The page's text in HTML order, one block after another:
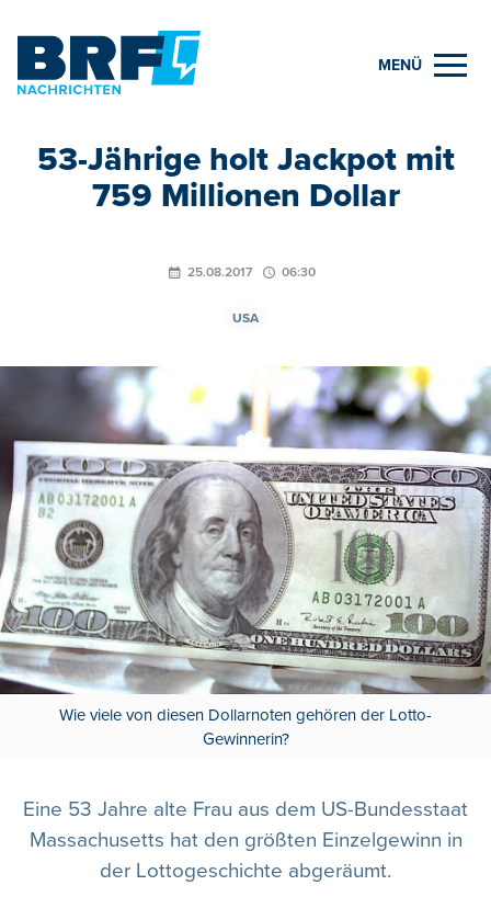
MENÜ
53-Jährige holt Jackpot mit
759 Millionen Dollar
25.08.2017 06:30
USA
Wie viele von diesen Dollarnoten gehören der Lotto-
Gewinnerin?
Eine 53 Jahre alte Frau aus dem US-Bundesstaat
Massachusetts hat den größten Einzelgewinn in
der Lottogeschichte abgeräumt.